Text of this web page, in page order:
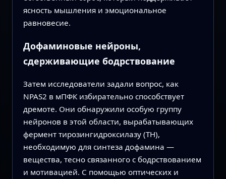
ясность мышления и эмоциональное
равновесие.
Дофаминовые нейроны,
сдерживающие бодрствование
Затем исследователи задали вопрос, как
NPAS2 в мПФК избирательно способствует
дремоте. Они обнаружили особую группу
нейронов в этой области, вырабатывающих
фермент тирозингидроксилазу (TH),
необходимую для синтеза дофамина —
вещества, тесно связанного с бодрствованием
и мотивацией. С помощью оптических и